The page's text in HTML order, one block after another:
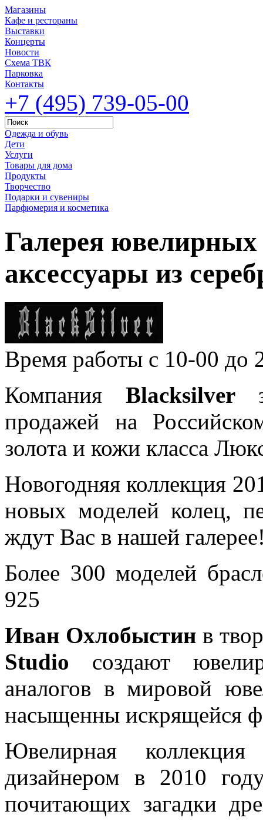
Магазины
Кафе и рестораны
Выставки
Концерты
Новости
Схема ТВК
Парковка
Контакты
+7 (495) 739-05-00
Одежда и обувь
Дети
Услуги
Товары для дома
Продукты
Творчество
Подарки и сувениры
Парфюмерия и косметика
Галерея
аксессуары из
Время работы с 10-00 до
Компания Blacksilver
продажей на
золота и кожи класса
Новогодняя коллекция
новых моделей колец,
ждут Вас в нашей
Более 300 моделей
925
Иван Охлобыстин в
Studio создают
аналогов в мировой
насыщенны искрящейся
Ювелирная
дизайнером в 2010
почитающих загадки